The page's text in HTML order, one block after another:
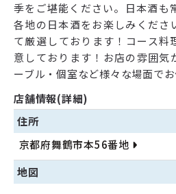
季をご堪能ください。日本酒も
各地の日本酒をお楽しみくださ
て厳選しております！コース料
意しております！お店の雰囲気
ーブル・個室など様々な場面でお
店舗情報(詳細)
住所
京都府舞鶴市本56番地
地図